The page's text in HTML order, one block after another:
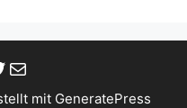
E-Mail
mit GeneratePress